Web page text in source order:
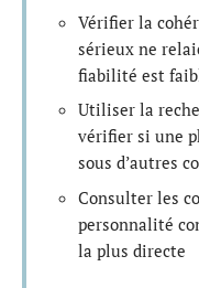
Vérifier la
sérieux ne
fiabilité est
Utiliser la
vérifier si une
sous d’autres
Consulter les
personnalité
la plus directe